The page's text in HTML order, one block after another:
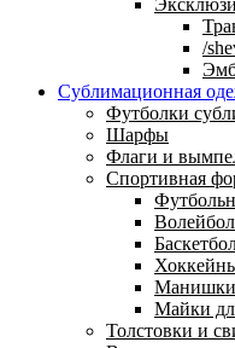
/
Сублимационная
Футболки
Шарфы
Флаги и
Спортивная
Манишки
Майки
Толстовки и